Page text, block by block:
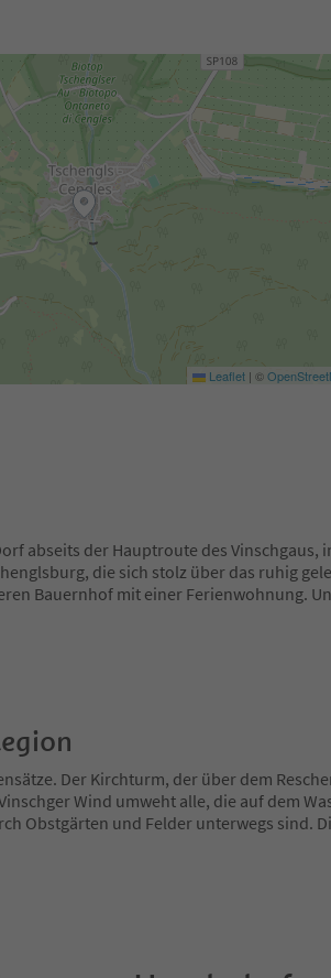
Leaflet | ©
abseits der Hauptroute des Vinschgaus,
die sich stolz über das ruhig
Bauernhof mit einer Ferienwohnung.
Der Kirchturm, der über dem
Wind umweht alle, die auf dem
Obstgärten und Felder unterwegs sind.